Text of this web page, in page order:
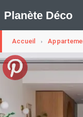
Planète Déco
🛍︎ Shop Planète
Appartement Design
Decoration Noël
Accueil ›